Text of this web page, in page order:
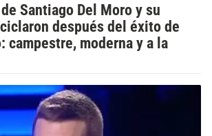
Santiago Del Moro y su
después del éxito de
campestre, moderna y a la